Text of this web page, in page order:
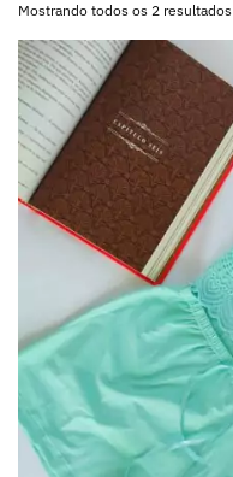
Mostrando todos os 2 resultados